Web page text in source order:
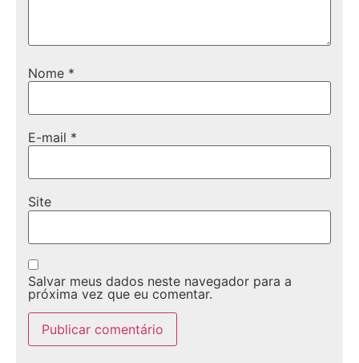
Nome *
E-mail *
Site
Salvar meus dados neste navegador para a
próxima vez que eu comentar.